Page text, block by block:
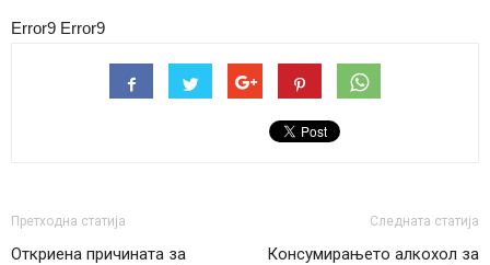
Error9 Error9
Претходна статија
Откриена причината за
Следната статија
Консумирањето алкохол за